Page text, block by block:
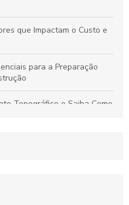
que Impactam o Custo e
para a Preparação
Topográfico e Saiba Como